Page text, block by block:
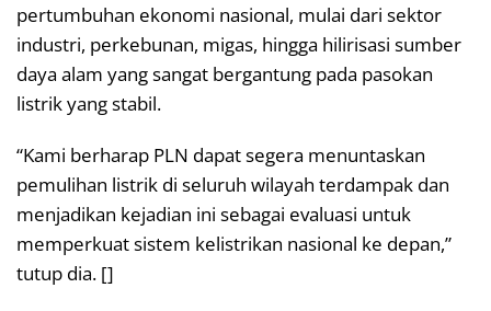
pertumbuhan ekonomi nasional, mulai dari sektor
industri, perkebunan, migas, hingga hilirisasi sumber
daya alam yang sangat bergantung pada pasokan
listrik yang stabil.
“Kami berharap PLN dapat segera menuntaskan
pemulihan listrik di seluruh wilayah terdampak dan
menjadikan kejadian ini sebagai evaluasi untuk
memperkuat sistem kelistrikan nasional ke depan,”
tutup dia. []